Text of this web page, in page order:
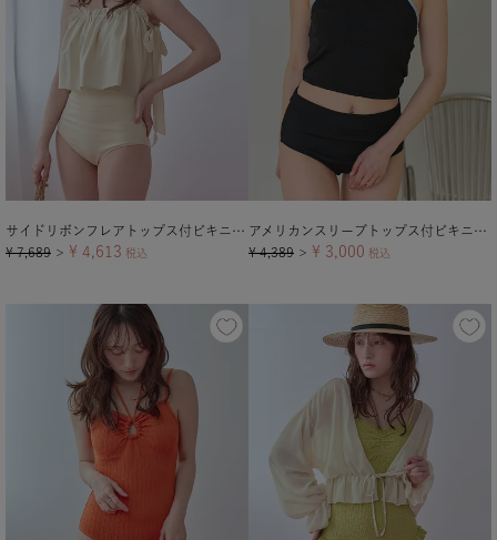
サイドリボンフレアトップス付ビキニ/セット水着
¥ 7,689 ＞ ¥ 4,613 税込
アメリカンスリーブトップス付ビキニ/セット水着【メール便可／90】
¥ 4,389 ＞ ¥ 3,000 税込